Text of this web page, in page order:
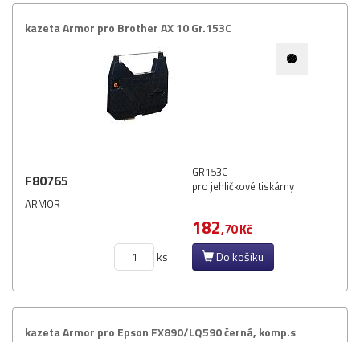
kazeta Armor pro Brother AX 10 Gr.​153C
F80765
ARMOR
GR153C
pro jehličkové tiskárny
182,70 Kč
ks Do košíku
kazeta Armor pro Epson FX890/​LQ590 černá,​ komp.​s